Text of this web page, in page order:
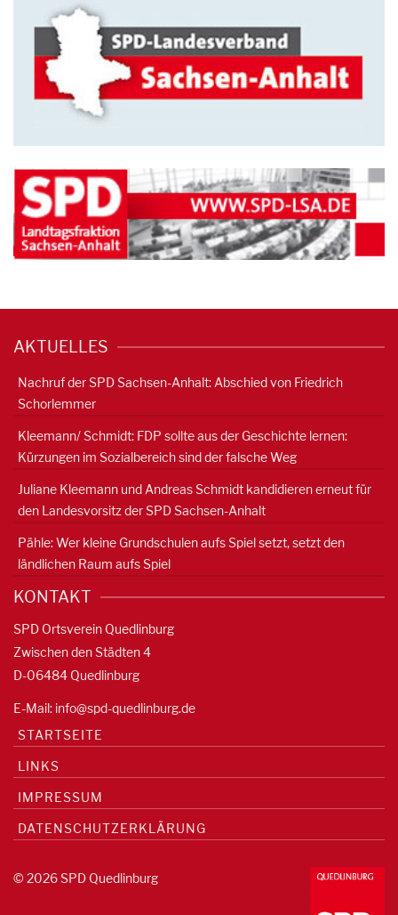
AKTUELLES
Nachruf der SPD Sachsen-Anhalt: Abschied von Friedrich
Schorlemmer
Kleemann/ Schmidt: FDP sollte aus der Geschichte lernen:
Kürzungen im Sozialbereich sind der falsche Weg
Juliane Kleemann und Andreas Schmidt kandidieren erneut für
den Landesvorsitz der SPD Sachsen-Anhalt
Pähle: Wer kleine Grundschulen aufs Spiel setzt, setzt den
ländlichen Raum aufs Spiel
KONTAKT
SPD Ortsverein Quedlinburg
Zwischen den Städten 4
D-06484 Quedlinburg
E-Mail: info@spd-quedlinburg.de
STARTSEITE
LINKS
IMPRESSUM
DATENSCHUTZERKLÄRUNG
© 2026 SPD Quedlinburg